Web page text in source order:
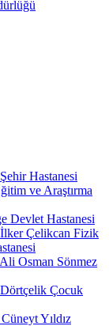
Hastanesi
ve Araştırma
Devlet Hastanesi
İlker Çelikcan Fizik
Osman Sönmez
Dörtçelik Çocuk
Yıldız